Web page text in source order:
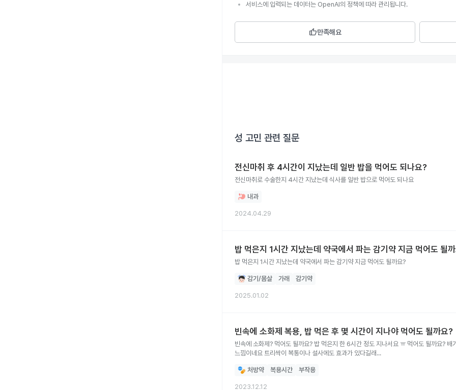
서비스에 입력되는 데이터는 OpenAI의 정책에 따라 관리됩니다.
thumb_up만족해요
성 고민 관련 질문
전신마취 후 4시간이 지났는데 일반 밥을 먹어도 되나요?
전신마취로 수술한지 4시간 지났는데 식사를 일반 밥으로 먹어도 되나요
내과
2024.04.29
밥 먹은지 1시간 지났는데 약국에서 파는 감기약 지금 먹어도 될
밥 먹은지 1시간 지났는데 약국에서 파는 감기약 지금 먹어도 될까요?
감기/몸살 가래 감기약
2025.01.02
빈속에 소화제 복용, 밥 먹은 후 몇 시간이 지나야 먹어도 될까요?
빈속에 소화제? 먹어도 될까요? 밥 먹은지 한 6시간 정도 지나서요 ㅠ 먹어도 될까요? 배가 슬슬 아프고 설사?도 조금 해서 체한
느낌이네요 트리싹이 복통이나 설사에도 효과가 있다길래...
처방약 복용시간 부작용
2023.12.12